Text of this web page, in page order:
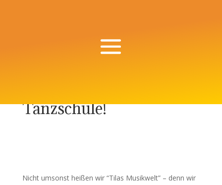
Tanzschule!
Nicht umsonst heißen wir “Tilas Musikwelt” – denn wir